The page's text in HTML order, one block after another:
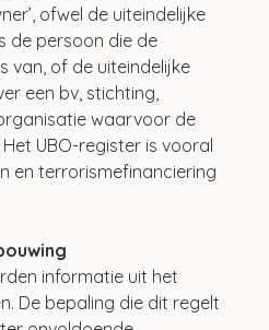
ofwel de uiteindelijke
de persoon die de
van, of de uiteindelijke
een bv, stichting,
waarvoor de
UBO-register is vooral
en terrorismefinanciering
informatie uit het
De bepaling die dit regelt